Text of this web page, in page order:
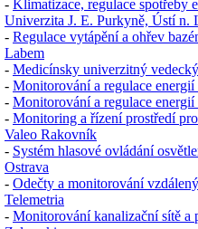
- Klimatizace, regulace spotřeby
Univerzita J. E. Purkyně, Ústí n.
- Regulace vytápění a ohřev
Labem
- Medicínsky univerzitný
- Monitorování a regulace
- Monitorování a regulace
- Monitoring a řízení prostředí
Valeo Rakovník
- Systém hlasové ovládání
Ostrava
- Odečty a monitorování
Telemetria
- Monitorování kanalizační sítě a